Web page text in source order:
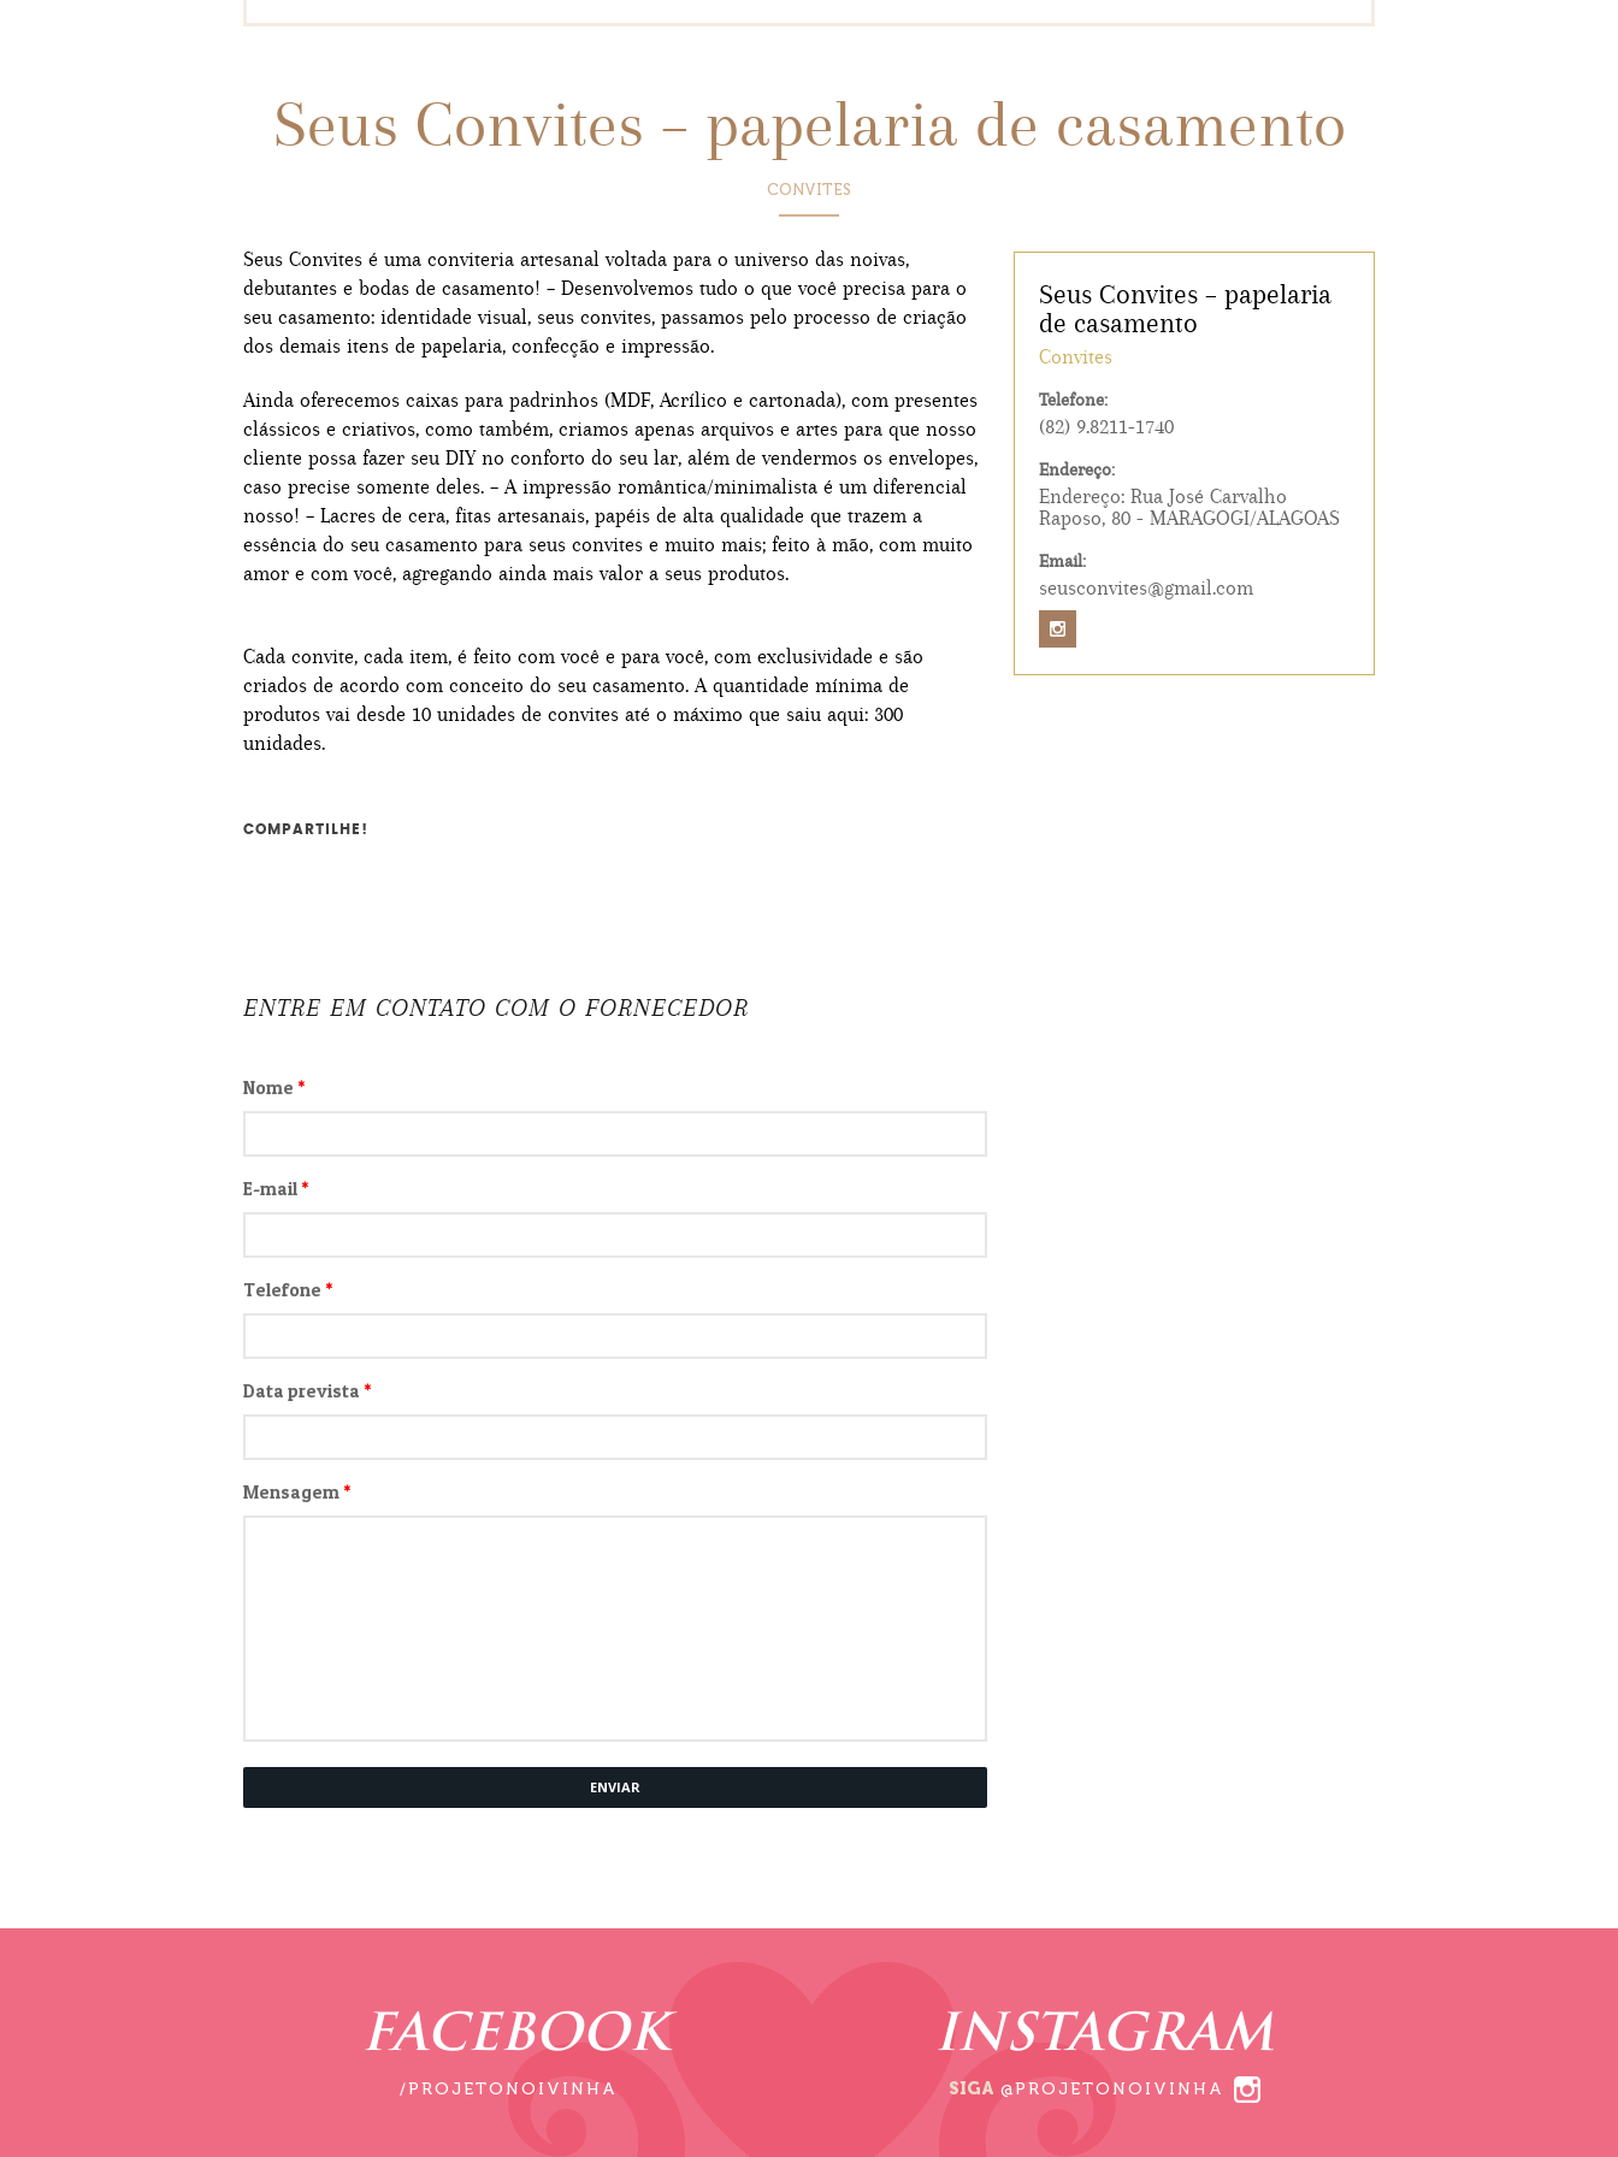
Seus Convites – papelaria de casamento
CONVITES
Seus Convites é uma conviteria artesanal voltada para o universo das noivas,
debutantes e bodas de casamento! – Desenvolvemos tudo o que você precisa para o
seu casamento: identidade visual, seus convites, passamos pelo processo de criação
dos demais itens de papelaria, confecção e impressão.
Ainda oferecemos caixas para padrinhos (MDF, Acrílico e cartonada), com presentes
clássicos e criativos, como também, criamos apenas arquivos e artes para que nosso
cliente possa fazer seu DIY no conforto do seu lar, além de vendermos os envelopes,
caso precise somente deles. – A impressão romântica/minimalista é um diferencial
nosso! – Lacres de cera, fitas artesanais, papéis de alta qualidade que trazem a
essência do seu casamento para seus convites e muito mais; feito à mão, com muito
amor e com você, agregando ainda mais valor a seus produtos.
Cada convite, cada item, é feito com você e para você, com exclusividade e são
criados de acordo com conceito do seu casamento. A quantidade mínima de
produtos vai desde 10 unidades de convites até o máximo que saiu aqui: 300
unidades.
COMPARTILHE!
ENTRE EM CONTATO COM O FORNECEDOR
Nome *
E-mail *
Telefone *
Data prevista *
Mensagem *
ENVIAR
Seus Convites – papelaria
de casamento
Convites
Telefone:
(82) 9.8211-1740
Endereço:
Endereço: Rua José Carvalho
Raposo, 80 - MARAGOGI/ALAGOAS
Email:
seusconvites@gmail.com
FACEBOOK
/PROJETONOIVINHA
INSTAGRAM
SIGA @PROJETONOIVINHA